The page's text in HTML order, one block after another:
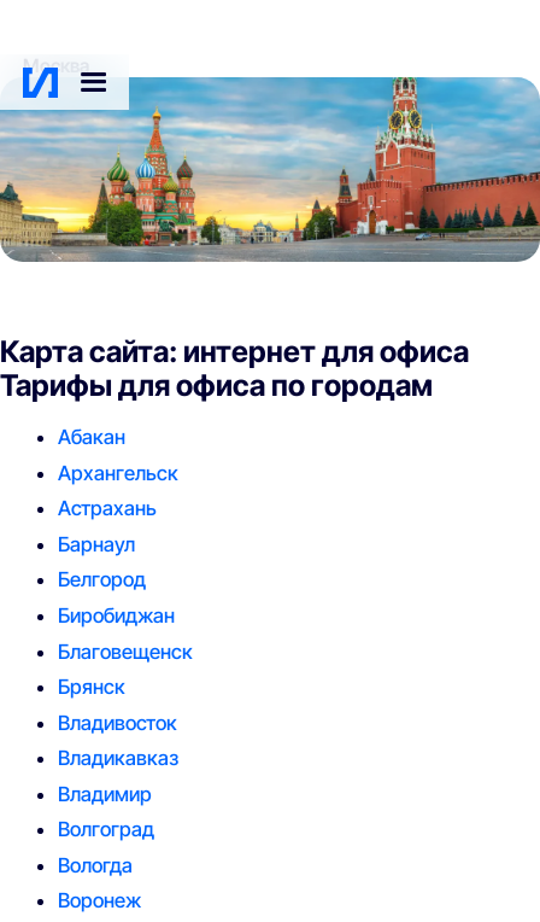
Москва
Карта сайта: интернет для офиса
Тарифы для офиса по городам
Абакан
Архангельск
Астрахань
Барнаул
Белгород
Биробиджан
Благовещенск
Брянск
Владивосток
Владикавказ
Владимир
Волгоград
Вологда
Воронеж